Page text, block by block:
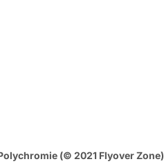
(© 2021 Flyover Zone)